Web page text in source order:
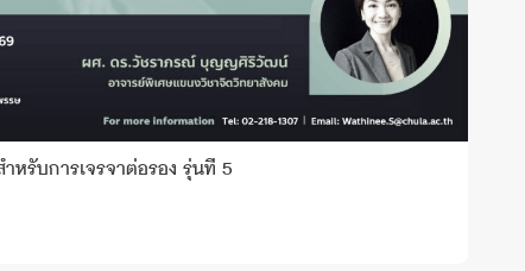
หรับการเจรจาต่อรอง รุ่นที่ 5